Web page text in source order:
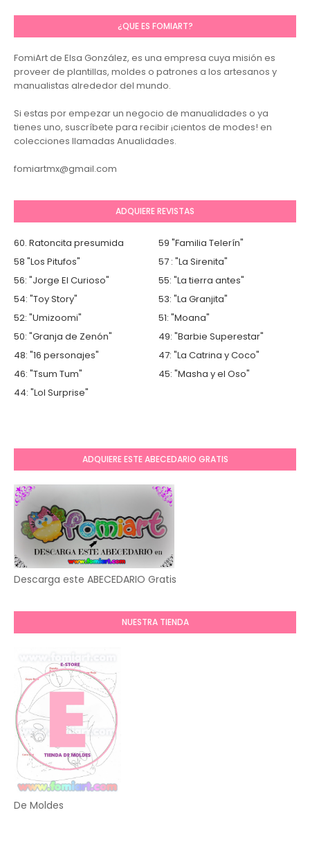
¿QUE ES FOMIART?
FomiArt de Elsa González, es una empresa cuya misión es
proveer de plantillas, moldes o patrones a los artesanos y
manualistas alrededor del mundo.
Si estas por empezar un negocio de manualidades o ya
tienes uno, suscríbete para recibir ¡cientos de modes! en
colecciones llamadas Anualidades.
fomiartmx@gmail.com
ADQUIERE REVISTAS
60. Ratoncita presumida
59 "Familia Telerín"
58 "Los Pitufos"
57 : "La Sirenita"
56: "Jorge El Curioso"
55: "La tierra antes"
54: "Toy Story"
53: "La Granjita"
52: "Umizoomi"
51: "Moana"
50: "Granja de Zenón"
49: "Barbie Superestar"
48: "16 personajes"
47: "La Catrina y Coco"
46: "Tsum Tum"
45: "Masha y el Oso"
44: "Lol Surprise"
ADQUIERE ESTE ABECEDARIO GRATIS
Descarga este ABECEDARIO Gratis
NUESTRA TIENDA
De Moldes